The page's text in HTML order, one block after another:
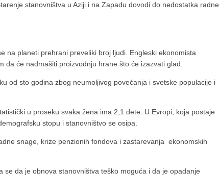
stanovništva u Aziji i na Zapadu dovodi do nedostatka radne
na planeti prehrani preveliki broj ljudi. Engleski ekonomista
će nadmašiti proizvodnju hrane što će izazvati glad.
od sto godina zbog neumoljivog povećanja i svetske populacije i
u proseku svaka žena ima 2,1 dete. U Evropi, koja postaje
stopu i stanovništvo se osipa.
snage, krize penzionih fondova i zastarevanja ekonomskih
da je obnova stanovništva teško moguća i da je opadanje